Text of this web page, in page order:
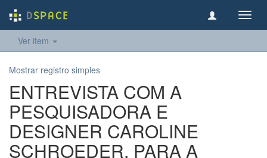
Ver item
Mostrar registro simples
ENTREVISTA COM A
PESQUISADORA E
DESIGNER CAROLINE
SCHROEDER, PARA A